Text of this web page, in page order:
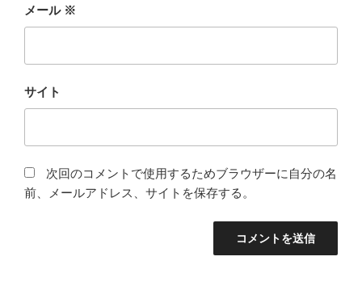
メール ※
サイト
次回のコメントで使用するためブラウザーに自分の名
前、メールアドレス、サイトを保存する。